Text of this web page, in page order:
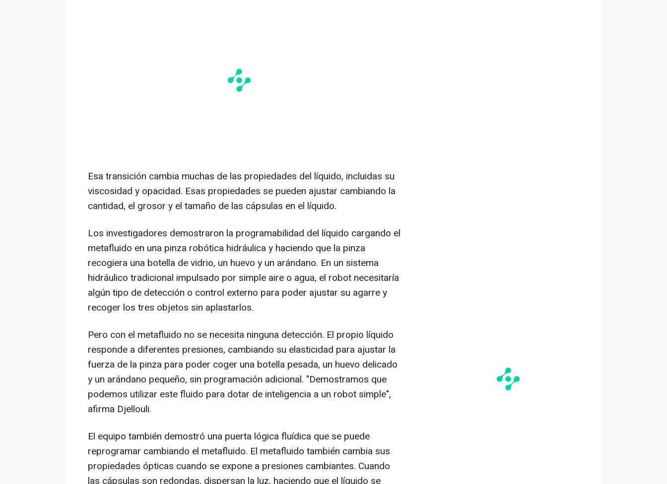
Esa transición cambia muchas de las propiedades del líquido, incluidas su
viscosidad y opacidad. Esas propiedades se pueden ajustar cambiando la
cantidad, el grosor y el tamaño de las cápsulas en el líquido.
Los investigadores demostraron la programabilidad del líquido cargando el
metafluido en una pinza robótica hidráulica y haciendo que la pinza
recogiera una botella de vidrio, un huevo y un arándano. En un sistema
hidráulico tradicional impulsado por simple aire o agua, el robot necesitaría
algún tipo de detección o control externo para poder ajustar su agarre y
recoger los tres objetos sin aplastarlos.
Pero con el metafluido no se necesita ninguna detección. El propio líquido
responde a diferentes presiones, cambiando su elasticidad para ajustar la
fuerza de la pinza para poder coger una botella pesada, un huevo delicado
y un arándano pequeño, sin programación adicional. "Demostramos que
podemos utilizar este fluido para dotar de inteligencia a un robot simple",
afirma Djellouli.
El equipo también demostró una puerta lógica fluídica que se puede
reprogramar cambiando el metafluido. El metafluido también cambia sus
propiedades ópticas cuando se expone a presiones cambiantes. Cuando
las cápsulas son redondas, dispersan la luz, haciendo que el líquido se